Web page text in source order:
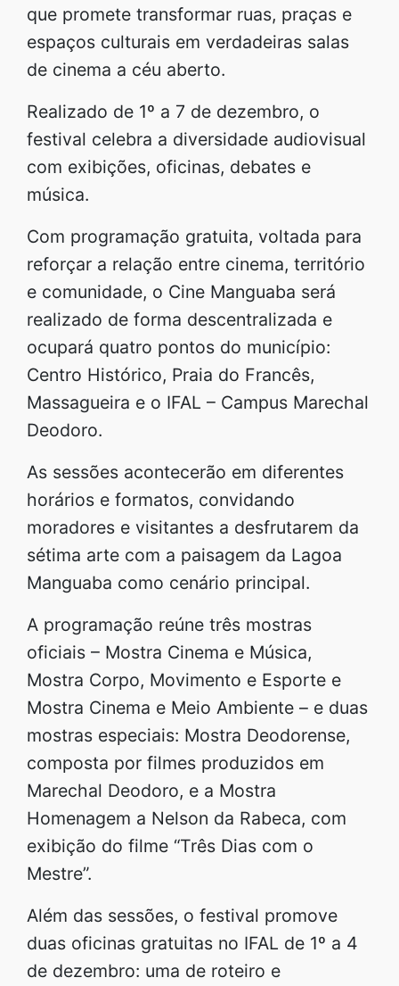
que promete transformar ruas, praças e
espaços culturais em verdadeiras salas
de cinema a céu aberto.
Realizado de 1º a 7 de dezembro, o
festival celebra a diversidade audiovisual
com exibições, oficinas, debates e
música.
Com programação gratuita, voltada para
reforçar a relação entre cinema, território
e comunidade, o Cine Manguaba será
realizado de forma descentralizada e
ocupará quatro pontos do município:
Centro Histórico, Praia do Francês,
Massagueira e o IFAL – Campus Marechal
Deodoro.
As sessões acontecerão em diferentes
horários e formatos, convidando
moradores e visitantes a desfrutarem da
sétima arte com a paisagem da Lagoa
Manguaba como cenário principal.
A programação reúne três mostras
oficiais – Mostra Cinema e Música,
Mostra Corpo, Movimento e Esporte e
Mostra Cinema e Meio Ambiente – e duas
mostras especiais: Mostra Deodorense,
composta por filmes produzidos em
Marechal Deodoro, e a Mostra
Homenagem a Nelson da Rabeca, com
exibição do filme “Três Dias com o
Mestre”.
Além das sessões, o festival promove
duas oficinas gratuitas no IFAL de 1º a 4
de dezembro: uma de roteiro e